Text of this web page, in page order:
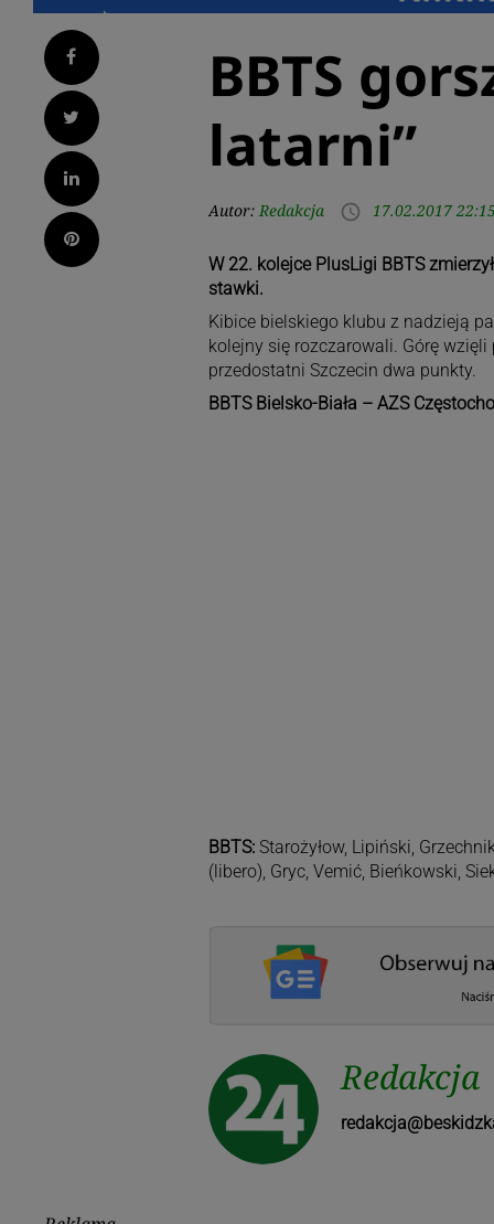
Facebook
Twitter
LinkedIn
Pinterest
BBTS
latarni”
Autor: Redakcja access_time 17.02.2017
W 22. kolejce PlusLigi BBTS
stawki.
Kibice bielskiego klubu z nadzieją
kolejny się rozczarowali. Górę
przedostatni Szczecin dwa punkty.
BBTS Bielsko-Biała – AZS
BBTS:Starożyłow, Lipiński,
(libero), Gryc, Vemić, Bieńkowski,
Redakcja